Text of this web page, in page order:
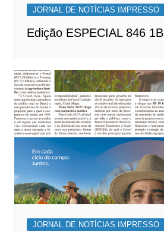
JORNAL DE NOTÍCIAS IMPRESSO
Edição ESPECIAL 846 1B
JORNAL DE NOTÍCIAS IMPRESSO